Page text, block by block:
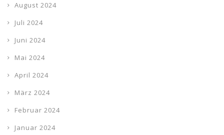
August 2024
Juli 2024
Juni 2024
Mai 2024
April 2024
März 2024
Februar 2024
Januar 2024